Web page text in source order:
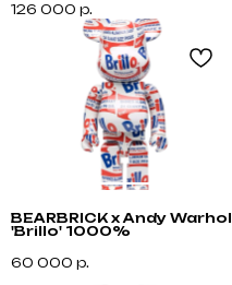
126 000 р.
BEARBRICK x Andy Warhol
'Brillo' 1000%
60 000 р.